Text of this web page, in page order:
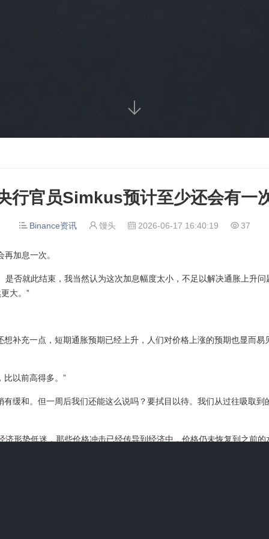

行官员Simkus预计至少还会有一
 Binance资讯  馒头  2026-06-17 16:40:19  37
加息一次。
就此结束，我当然认为这次加息幅度太小，不足以解决通胀上升问
大。”
充一点，短期通胀预期已经上升，人们对价格上涨的预期也显而易
以前高得多。”
和。但一周后我们还能这么说吗？要拭目以待。我们从过往吸取到
势低迷，那些价格冲击已经传导到经济中，价格仍未恢复到之前的